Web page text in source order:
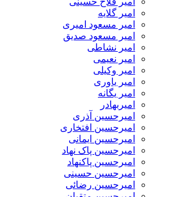
امیر گلایه
امیر مسعود امیری
امیر مسعود صدیق
امیر نشاطی
امیر نعیمی
امیر وکیلی
امیر یاوری
امیر یگانه
امیربهادر
امیرحسین آذری
امیرحسین افتخاری
امیرحسین ایمانی
امیرحسین پاک نهاد
امیرحسین پاکنهاد
امیرحسین حسینی
امیرحسین رضائی